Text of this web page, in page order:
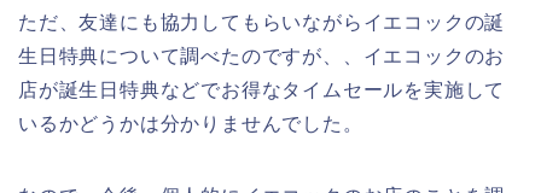
ただ、友達にも協力してもらいながらイエコックの誕
生日特典について調べたのですが、、イエコックのお
店が誕生日特典などでお得なタイムセールを実施して
いるかどうかは分かりませんでした。